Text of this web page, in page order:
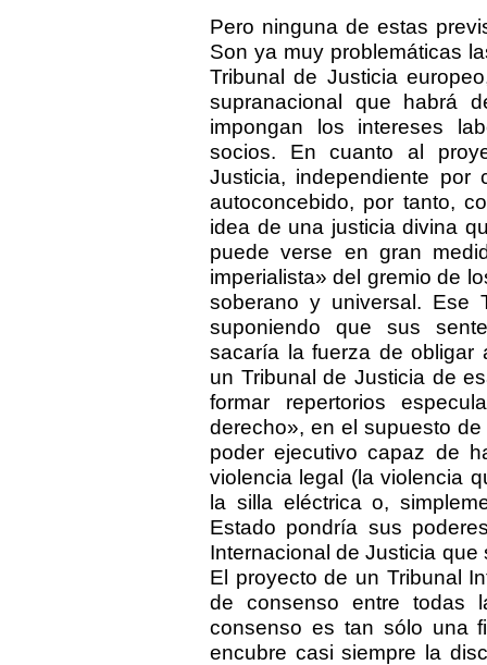
Pero ninguna de estas
Son ya muy problemáticas
Tribunal de Justicia
supranacional que habrá
impongan los intereses
socios. En cuanto al
Justicia, independiente por
autoconcebido, por tanto,
idea de una justicia divina
puede verse en gran
imperialista» del gremio de
soberano y universal. Ese
suponiendo que sus
sacaría la fuerza de obligar
un Tribunal de Justicia de
formar repertorios
derecho», en el supuesto
poder ejecutivo capaz de
violencia legal (la violencia
la silla eléctrica o,
Estado pondría sus
Internacional de Justicia
El proyecto de un Tribunal
de consenso entre todas
consenso es tan sólo una
encubre casi siempre la